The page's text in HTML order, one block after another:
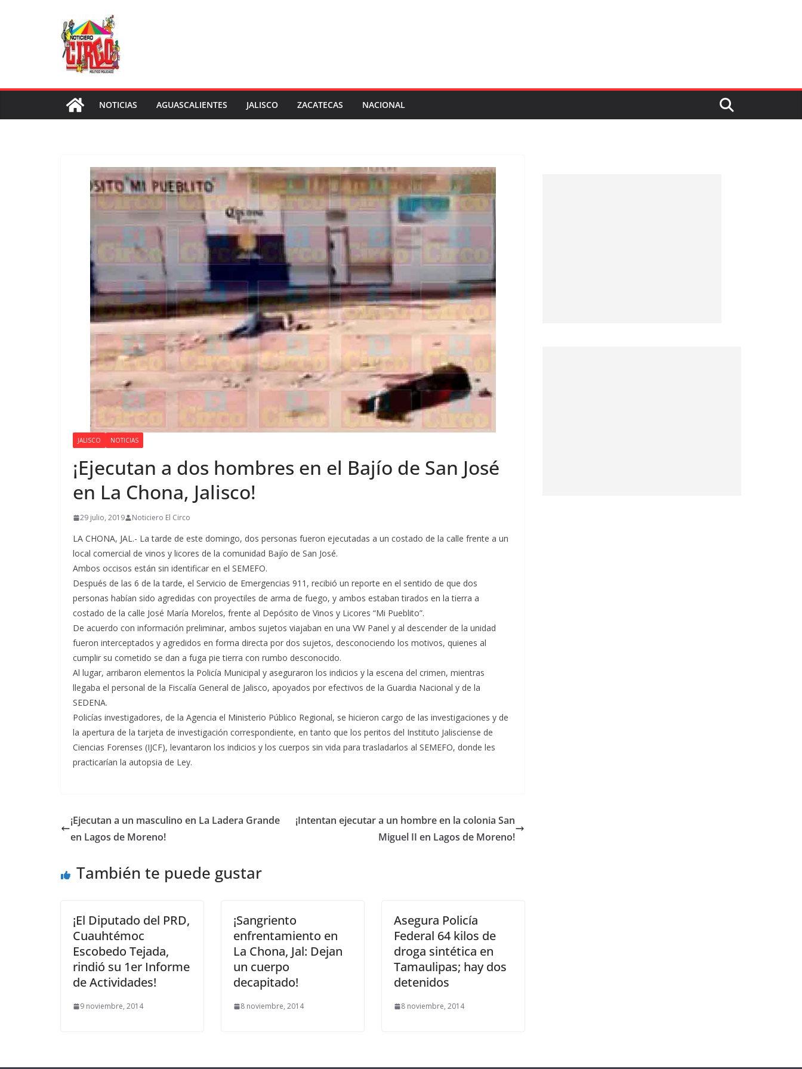
NOTICIAS AGUASCALIENTES JALISCO ZACATECAS NACIONAL
JALISCO NOTICIAS
¡Ejecutan a dos hombres en el Bajío de San José
en La Chona, Jalisco!
29 julio, 2019 Noticiero El Circo
LA CHONA, JAL.- La tarde de este domingo, dos personas fueron ejecutadas a un costado de la calle frente a un
local comercial de vinos y licores de la comunidad Bajío de San José.
Ambos occisos están sin identificar en el SEMEFO.
Después de las 6 de la tarde, el Servicio de Emergencias 911, recibió un reporte en el sentido de que dos
personas habían sido agredidas con proyectiles de arma de fuego, y ambos estaban tirados en la tierra a
costado de la calle José María Morelos, frente al Depósito de Vinos y Licores “Mi Pueblito”.
De acuerdo con información preliminar, ambos sujetos viajaban en una VW Panel y al descender de la unidad
fueron interceptados y agredidos en forma directa por dos sujetos, desconociendo los motivos, quienes al
cumplir su cometido se dan a fuga pie tierra con rumbo desconocido.
Al lugar, arribaron elementos la Policía Municipal y aseguraron los indicios y la escena del crimen, mientras
llegaba el personal de la Fiscalía General de Jalisco, apoyados por efectivos de la Guardia Nacional y de la
SEDENA.
Policías investigadores, de la Agencia el Ministerio Público Regional, se hicieron cargo de las investigaciones y de
la apertura de la tarjeta de investigación correspondiente, en tanto que los peritos del Instituto Jalisciense de
Ciencias Forenses (IJCF), levantaron los indicios y los cuerpos sin vida para trasladarlos al SEMEFO, donde les
practicarían la autopsia de Ley.
¡Ejecutan a un masculino en La Ladera Grande
en Lagos de Moreno!
¡Intentan ejecutar a un hombre en la colonia San
Miguel II en Lagos de Moreno!
También te puede gustar
¡El Diputado del PRD,
Cuauhtémoc
Escobedo Tejada,
rindió su 1er Informe
de Actividades!
9 noviembre, 2014
¡Sangriento
enfrentamiento en
La Chona, Jal: Dejan
un cuerpo
decapitado!
8 noviembre, 2014
Asegura Policía
Federal 64 kilos de
droga sintética en
Tamaulipas; hay dos
8 noviembre, 2014